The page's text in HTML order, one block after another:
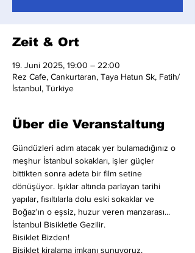
Zeit & Ort
19. Juni 2025, 19:00 – 22:00
Rez Cafe, Cankurtaran, Taya Hatun Sk, Fatih/
İstanbul, Türkiye
Über die Veranstaltung
Gündüzleri adım atacak yer bulamadığınız o
meşhur İstanbul sokakları, işler güçler
bittikten sonra adeta bir film setine
dönüşüyor. Işıklar altında parlayan tarihi
yapılar, fısıltılarla dolu eski sokaklar ve
Boğaz'ın o eşsiz, huzur veren manzarası...
İstanbul Bisikletle Gezilir.
Bisiklet Bizden!
Bisiklet kiralama imkanı sunuyoruz.